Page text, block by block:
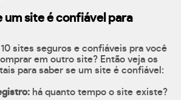
um site é confiável para
sites seguros e confiáveis pra você
em outro site? Então veja os
para saber se um site é confiável:
há quanto tempo o site existe?